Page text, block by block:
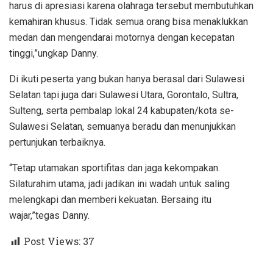
harus di apresiasi karena olahraga tersebut membutuhkan
kemahiran khusus. Tidak semua orang bisa menaklukkan
medan dan mengendarai motornya dengan kecepatan
tinggi,”ungkap Danny.
Di ikuti peserta yang bukan hanya berasal dari Sulawesi
Selatan tapi juga dari Sulawesi Utara, Gorontalo, Sultra,
Sulteng, serta pembalap lokal 24 kabupaten/kota se-
Sulawesi Selatan, semuanya beradu dan menunjukkan
pertunjukan terbaiknya.
“Tetap utamakan sportifitas dan jaga kekompakan.
Silaturahim utama, jadi jadikan ini wadah untuk saling
melengkapi dan memberi kekuatan. Bersaing itu
wajar,”tegas Danny.
Post Views: 37